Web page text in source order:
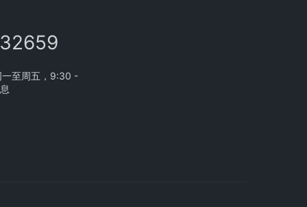
一至周五，9:30 -